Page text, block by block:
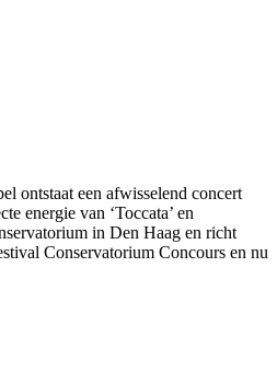
ontstaat een afwisselend concert
energie van ‘Toccata’ en
in Den Haag en richt
Conservatorium Concours en nu